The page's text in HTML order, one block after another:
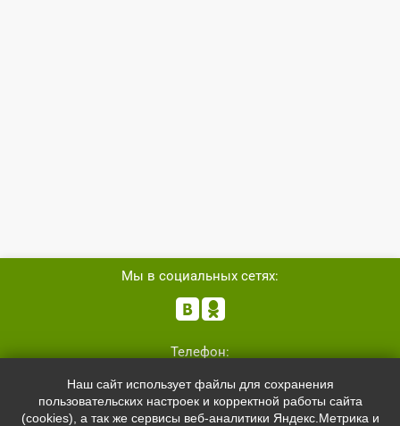
Телефон:
+7 (952)4829892
sale@svetled53.ru
Мы в социальных сетях:
 
Наш сайт использует файлы для сохранения
пользовательских настроек и корректной работы сайта
(cookies), а так же сервисы веб-аналитики Яндекс.Метрика и